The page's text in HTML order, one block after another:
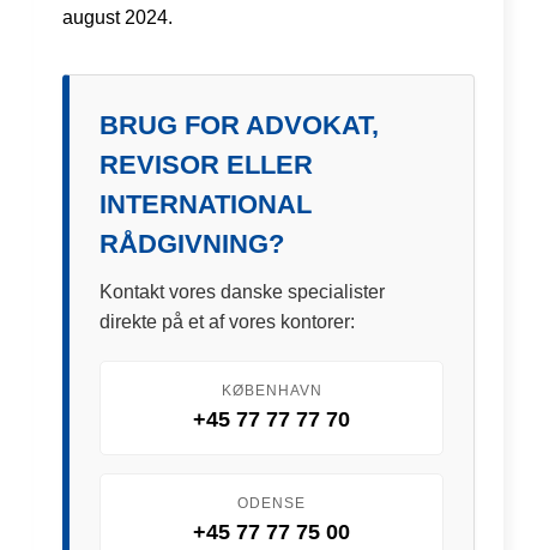
august 2024.
BRUG FOR ADVOKAT,
REVISOR ELLER
INTERNATIONAL
RÅDGIVNING?
Kontakt vores danske specialister
direkte på et af vores kontorer:
KØBENHAVN
+45 77 77 77 70
ODENSE
+45 77 77 75 00